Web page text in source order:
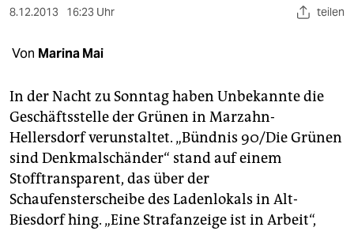
sport
berlin
wahrheit
verlag
verlag
veranstaltungen
8.12.2013 16:23 Uhr teilen
Von Marina Mai
In der Nacht zu Sonntag haben Unbekannte die
Geschäftsstelle der Grünen in Marzahn-
Hellersdorf verunstaltet. „Bündnis 90/Die Grünen
sind Denkmalschänder“ stand auf einem
Stofftransparent, das über der
Schaufensterscheibe des Ladenlokals in Alt-
Biesdorf hing. „Eine Strafanzeige ist in Arbeit“,